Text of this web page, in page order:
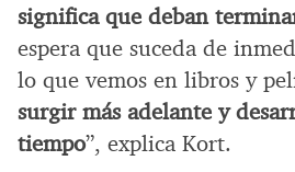
significa que deban
espera que suceda de
lo que vemos en libros y
surgir más adelante y
tiempo”, explica Kort.